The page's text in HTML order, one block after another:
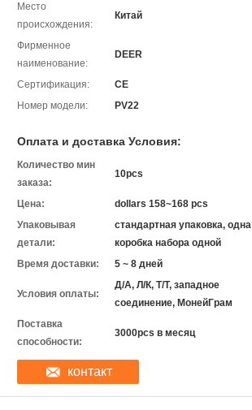
Место
происхождения:
Китай
Фирменное
наименование:
DEER
Сертификация:
CE
Номер модели:
PV22
Оплата и доставка Условия:
Количество мин
заказа:
10pcs
Цена:
dollars 158~168 pcs
Упаковывая
детали:
стандартная упаковка, одна
коробка набора одной
Время доставки:
5 ~ 8 дней
Условия оплаты:
Д/А, Л/К, Т/Т, западное
соединение, МонейГрам
Поставка
способности:
3000pcs в месяц
контакт